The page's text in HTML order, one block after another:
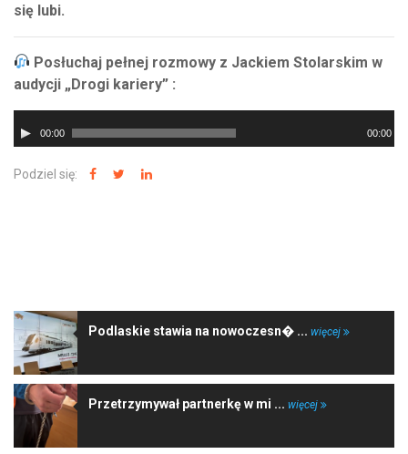
się lubi.
Posłuchaj pełnej rozmowy z Jackiem Stolarskim w
audycji „Drogi kariery” :
plików00:00 00:00
Podziel się:
Podlaskie stawia na nowoczesn� ... więcej
Przetrzymywał partnerkę w mi ... więcej